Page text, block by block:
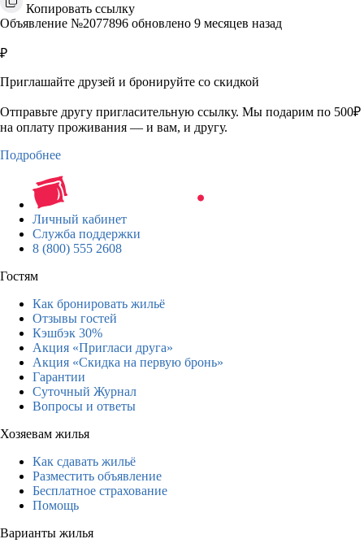
Копировать ссылку
Объявление №2077896 обновлено 9 месяцев назад
₽
Приглашайте друзей и бронируйте со скидкой
Отправьте другу пригласительную ссылку. Мы подарим по 500₽
на оплату проживания — и вам, и другу.
Подробнее
Личный кабинет
Служба поддержки
8 (800) 555 2608
Гостям
Как бронировать жильё
Отзывы гостей
Кэшбэк 30%
Акция «Пригласи друга»
Акция «Скидка на первую бронь»
Гарантии
Суточный Журнал
Вопросы и ответы
Хозяевам жилья
Как сдавать жильё
Разместить объявление
Бесплатное страхование
Помощь
Варианты жилья